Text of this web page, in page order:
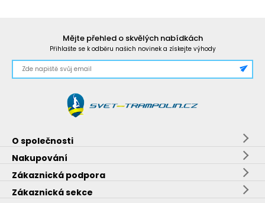
Mějte přehled o skvělých nabídkách
Přihlašte se k odběru našich novinek a získejte výhody
O společnosti
Nakupování
Zákaznická podpora
Zákaznická sekce